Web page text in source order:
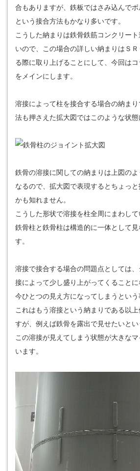
合もありますが、鉄板ではさみ込んでボ
という接合方法もかなり多いです。
こうした納まりは鉄骨鉄筋コンクリー
いので、この場合の詳しい納まりはＳ
る際に取り上げることにして、今回は
をメインにします。
溶接によって柱を接合する場合の納ま
法も押さえた拡大図ではこのような状態
鉄骨の溶接に関しての納まりは上図の
なるので、拡大図で表現するとちょっ
かも知れません。
こうした形状で溶接を柱全周にまわして
鉄骨柱と鉄骨柱は構造的に一体として
す。
溶接で接合する場合の問題点としては
接によって少し盛り上がってくること
今ひとつの見え方になってしまうという
これはもう溶接という納まりである以
すが、例えば鉄骨を露出で見せたいとい
この溶接が見えてしまう状態が大きな
います。